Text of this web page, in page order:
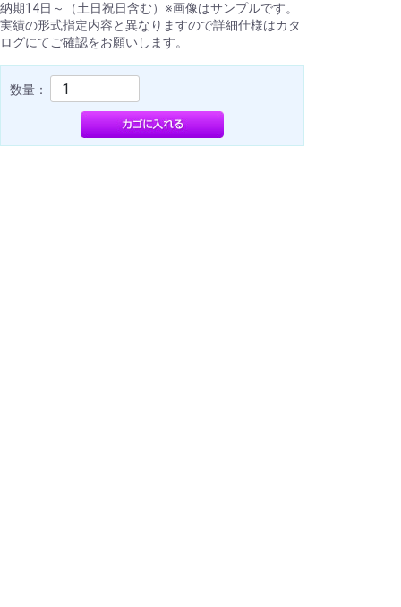
納期14日～（土日祝日含む）※画像はサンプルです。
実績の形式指定内容と異なりますので詳細仕様はカタ
ログにてご確認をお願いします。
数量：